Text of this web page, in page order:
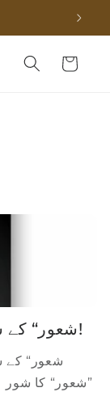
Cart
” شعور“ کے شور سے ایوانِ خِلقیہ میں کھلبلی!
”شعور“ کا شور